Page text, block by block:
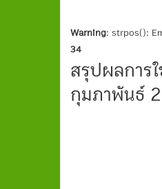
Warning: strpos():
34
สรุปผลการ
กุมภาพันธ์